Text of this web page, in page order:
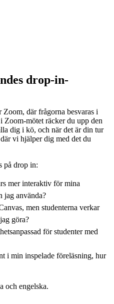
drop-in-
där frågorna besvaras i
mötet räcker du upp den
dig i kö, och när det är din tur
vi hjälper dig med det du
på drop in:
mer interaktiv för mina
jag använda?
men studenterna verkar
göra?
för studenter med
i min inspelade föreläsning, hur
och engelska.